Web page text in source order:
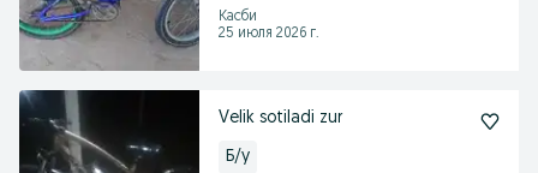
Касби
25 июля 2026 г.
Velik sotiladi zur
Б/у